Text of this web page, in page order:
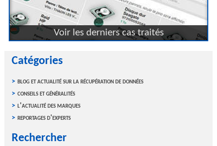
Voir les derniers cas traités
Catégories
blog et actualité sur la récupération de données
conseils et généralités
l'actualité des marques
reportages d'experts
Rechercher